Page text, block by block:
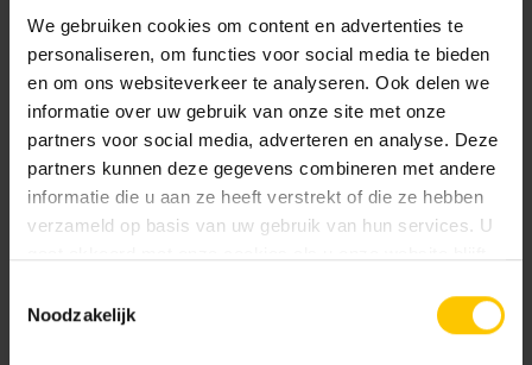
We gebruiken cookies om content en advertenties te
personaliseren, om functies voor social media te bieden
en om ons websiteverkeer te analyseren. Ook delen we
informatie over uw gebruik van onze site met onze
partners voor social media, adverteren en analyse. Deze
partners kunnen deze gegevens combineren met andere
informatie die u aan ze heeft verstrekt of die ze hebben
verzameld op basis van uw gebruik van hun services. U
Noodzakelijk
892
Maat
20 x 30 x 6 60 x 60 x 4
Kleur
Standaard kleuren